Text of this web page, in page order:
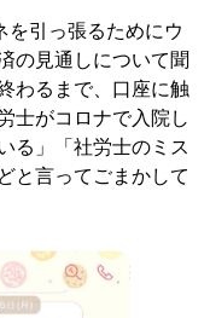
引っ張るためにウ
の見通しについて聞
わるまで、口座に触
士がコロナで入院し
る」「社労士のミス
と言ってごまかして